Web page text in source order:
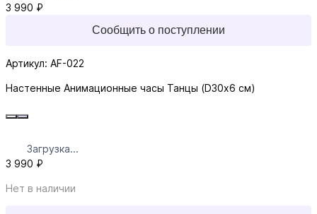
3 990 ₽
Сообщить о поступлении
Артикул: AF-022
Настенные Анимационные часы Танцы (D30х6 см)
Загрузка...
3 990 ₽
Нет в наличии